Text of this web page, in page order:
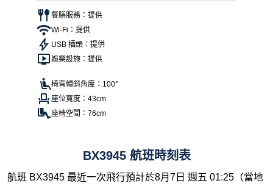
餐膳服務：提供
Wi-Fi：提供
USB 插頭：提供
娛樂設施：提供
椅背傾斜角度：100°
座位寬度：43cm
座椅空間：76cm
BX3945 航班時刻表
航班 BX3945 最近一次飛行預計於8月7日 週五 01:25（當地